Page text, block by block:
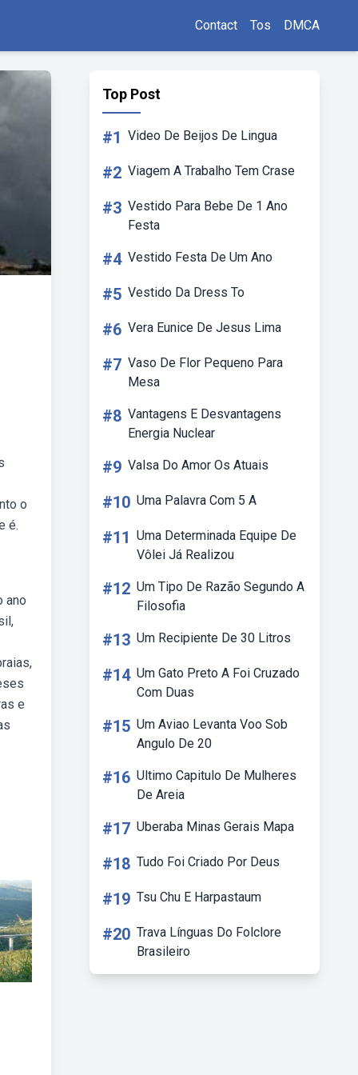
Contact Tos DMCA
o
é.
ano
e
Top Post
#1 Video De Beijos De Lingua
#2 Viagem A Trabalho Tem Crase
#3 Vestido Para Bebe De 1 Ano
Festa
#4 Vestido Festa De Um Ano
#5 Vestido Da Dress To
#6 Vera Eunice De Jesus Lima
#7 Vaso De Flor Pequeno Para
Mesa
#8 Vantagens E Desvantagens
Energia Nuclear
#9 Valsa Do Amor Os Atuais
#10 Uma Palavra Com 5 A
#11 Uma Determinada Equipe De
Vôlei Já Realizou
#12 Um Tipo De Razão Segundo A
Filosofia
#13 Um Recipiente De 30 Litros
#14 Um Gato Preto A Foi Cruzado
Com Duas
#15 Um Aviao Levanta Voo Sob
Angulo De 20
#16 Ultimo Capitulo De Mulheres
De Areia
#17 Uberaba Minas Gerais Mapa
#18 Tudo Foi Criado Por Deus
#19 Tsu Chu E Harpastaum
#20 Trava Línguas Do Folclore
Brasileiro